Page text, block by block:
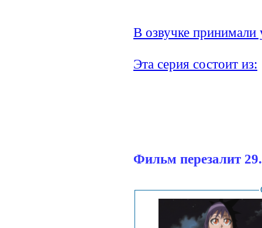
В озвучке принимали
Эта серия состоит из:
Фильм перезалит